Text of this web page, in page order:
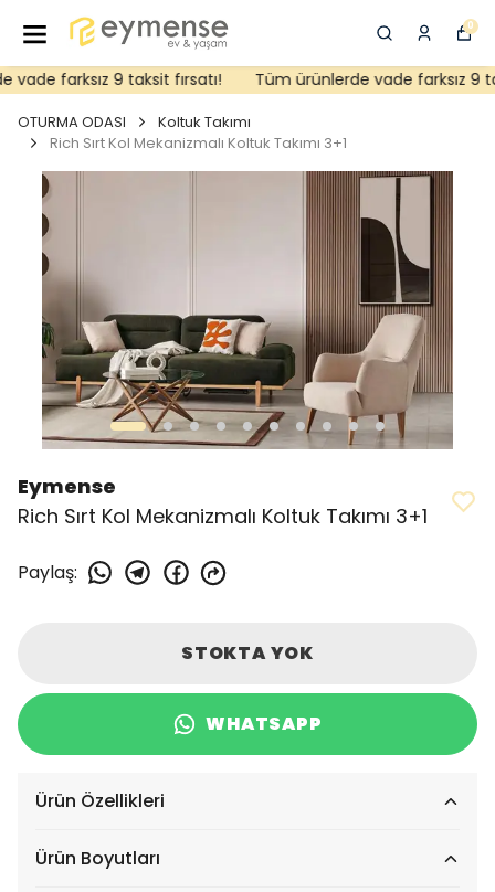
0
farksız 9 taksit fırsatı! Tüm ürünlerde vade farksız 9
OTURMA ODASI
Koltuk Takımı
Rich Sırt Kol Mekanizmalı Koltuk Takımı 3+1
Eymense
Rich Sırt Kol Mekanizmalı Koltuk Takımı 3+1
Paylaş:
STOKTA YOK
WHATSAPP
Ürün Özellikleri
Ürün Boyutları